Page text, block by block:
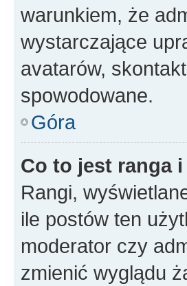
warunkiem, że
wystarczające
avatarów,
spowodowane.
Góra
Co to jest ranga
Rangi,
ile postów ten
moderator czy
zmienić wyglądu